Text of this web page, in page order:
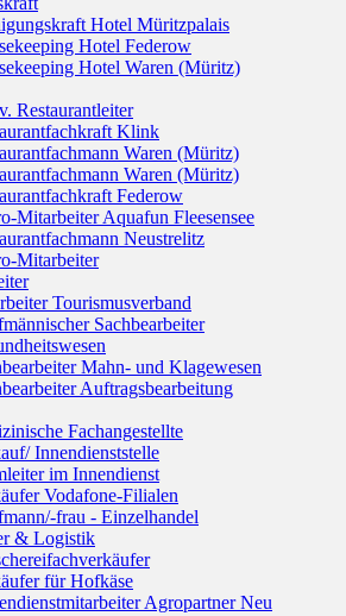
Hotel Müritzpalais
Hotel Federow
Hotel Waren (Müritz)
Restaurantleiter
Klink
Waren (Müritz)
Waren (Müritz)
Federow
Mitarbeiter Aquafun Fleesensee
Neustrelitz
Mitarbeiter
Tourismusverband
Sachbearbeiter
Mahn- und Klagewesen
Auftragsbearbeitung
Fachangestellte
Innendienststelle
im Innendienst
Vodafone-Filialen
frau - Einzelhandel
& Logistik
für Hofkäse
Agropartner Neu